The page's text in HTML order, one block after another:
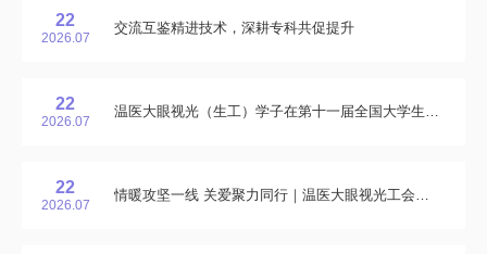
22
2026.07
交流互鉴精进技术，深耕专科共促提升
22
2026.07
温医大眼视光（生工）学子在第十一届全国大学生生物医学工程创新设计竞赛中喜获佳绩
22
2026.07
情暖攻坚一线 关爱聚力同行｜温医大眼视光工会、妇联开启高峰期暖心慰问